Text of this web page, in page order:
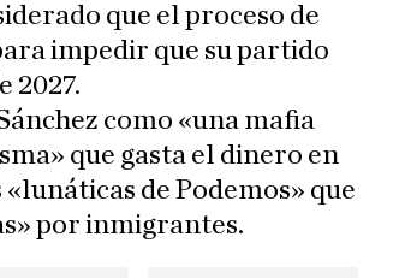
que el proceso de
impedir que su partido
2027.
como «una mafia
que gasta el dinero en
de Podemos» que
por inmigrantes.